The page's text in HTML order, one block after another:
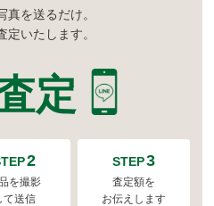
真を送るだけ。
定いたします。
定
2
を撮影
て送信
STEP3
査定額を
お伝えします